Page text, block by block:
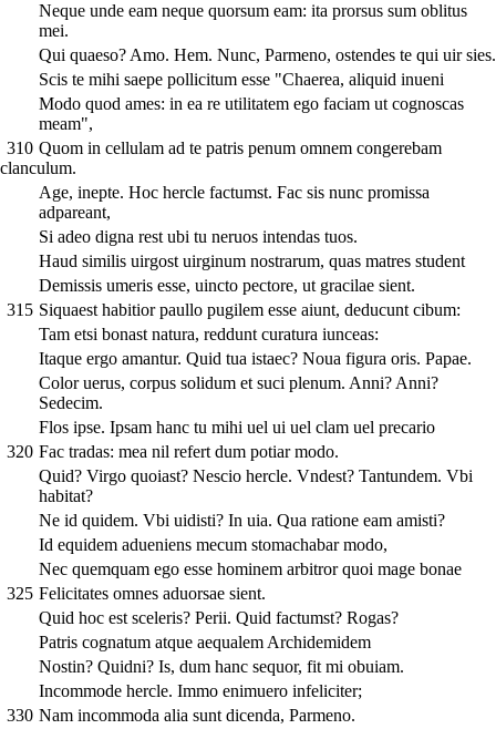
Neque unde eam neque quorsum eam: ita prorsus sum oblitus
mei.
Qui quaeso? Amo. Hem. Nunc, Parmeno, ostendes te qui uir sies.
Scis te mihi saepe pollicitum esse "Chaerea, aliquid inueni
Modo quod ames: in ea re utilitatem ego faciam ut cognoscas
meam",
310 Quom in cellulam ad te patris penum omnem congerebam
clanculum.
Age, inepte. Hoc hercle factumst. Fac sis nunc promissa
adpareant,
Si adeo digna rest ubi tu neruos intendas tuos.
Haud similis uirgost uirginum nostrarum, quas matres student
Demissis umeris esse, uincto pectore, ut gracilae sient.
315 Siquaest habitior paullo pugilem esse aiunt, deducunt cibum:
Tam etsi bonast natura, reddunt curatura iunceas:
Itaque ergo amantur. Quid tua istaec? Noua figura oris. Papae.
Color uerus, corpus solidum et suci plenum. Anni? Anni?
Sedecim.
Flos ipse. Ipsam hanc tu mihi uel ui uel clam uel precario
320 Fac tradas: mea nil refert dum potiar modo.
Quid? Virgo quoiast? Nescio hercle. Vndest? Tantundem. Vbi
habitat?
Ne id quidem. Vbi uidisti? In uia. Qua ratione eam amisti?
Id equidem adueniens mecum stomachabar modo,
Nec quemquam ego esse hominem arbitror quoi mage bonae
325 Felicitates omnes aduorsae sient.
Quid hoc est sceleris? Perii. Quid factumst? Rogas?
Patris cognatum atque aequalem Archidemidem
Nostin? Quidni? Is, dum hanc sequor, fit mi obuiam.
Incommode hercle. Immo enimuero infeliciter;
330 Nam incommoda alia sunt dicenda, Parmeno.